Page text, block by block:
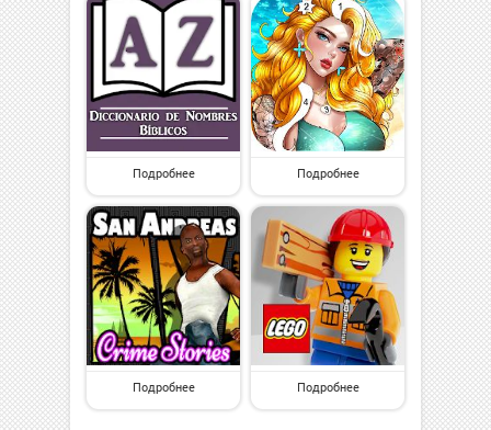
Подробнее Подробнее
Подробнее Подробнее